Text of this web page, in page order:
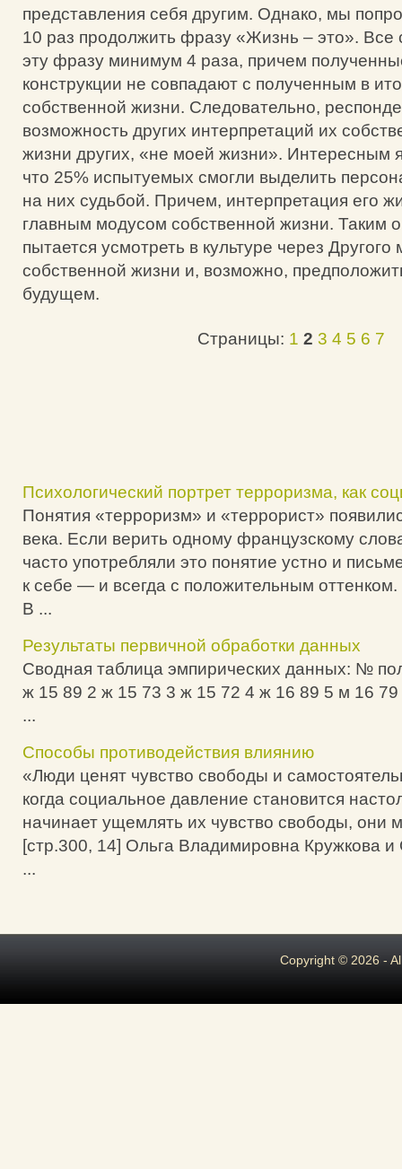
представления себя другим. Однако, мы
10 раз продолжить фразу «Жизнь – это». Все
эту фразу минимум 4 раза, причем
конструкции не совпадают с полученным в
собственной жизни. Следовательно,
возможность других интерпретаций их
жизни других, «не моей жизни». Интересным
что 25% испытуемых смогли выделить
на них судьбой. Причем, интерпретация его
главным модусом собственной жизни. Таким
пытается усмотреть в культуре через Другого
собственной жизни и, возможно,
будущем.
Страницы: 1 2 3 4 5 6 7
Психологический портрет терроризма, как
Понятия «терроризм» и «террорист»
века. Если верить одному французскому
часто употребляли это понятие устно и
к себе — и всегда с положительным
В ...
Результаты первичной обработки данных
Сводная таблица эмпирических данных: №
ж 15 89 2 ж 15 73 3 ж 15 72 4 ж 16 89 5 м 16
...
Способы противодействия влиянию
«Люди ценят чувство свободы и
когда социальное давление становится
начинает ущемлять их чувство свободы, они
[стр.300, 14] Ольга Владимировна Кружкова
...
Copyright © 2026 -